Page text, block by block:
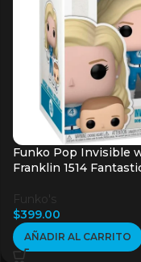
Funko Pop Invisible
Franklin 1514
Funko's
$399.00
AÑADIR AL CARRITO